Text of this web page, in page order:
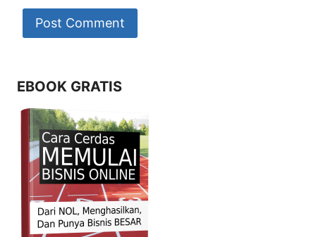
EBOOK GRATIS